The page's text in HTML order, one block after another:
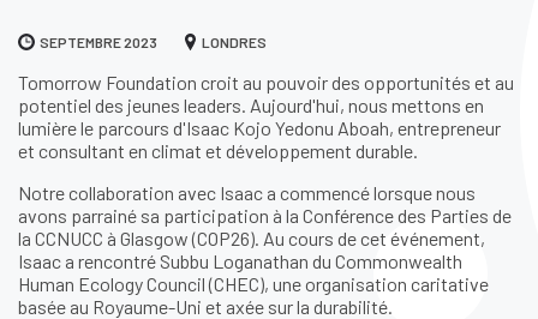
SEPTEMBRE 2023 LONDRES
Tomorrow Foundation croit au pouvoir des opportunités et au
potentiel des jeunes leaders. Aujourd'hui, nous mettons en
lumière le parcours d'Isaac Kojo Yedonu Aboah, entrepreneur
et consultant en climat et développement durable.
Notre collaboration avec Isaac a commencé lorsque nous
avons parrainé sa participation à la Conférence des Parties de
la CCNUCC à Glasgow (COP26). Au cours de cet événement,
Isaac a rencontré Subbu Loganathan du Commonwealth
Human Ecology Council (CHEC), une organisation caritative
basée au Royaume-Uni et axée sur la durabilité.